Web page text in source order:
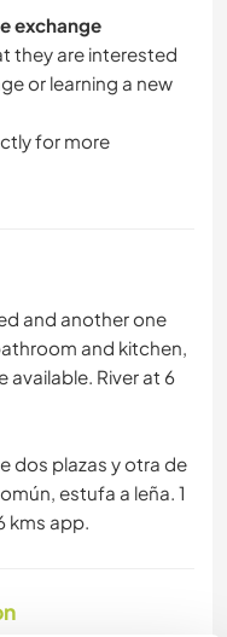
exchange
they are interested
or learning a new
for more
and another one
and kitchen,
River at 6
dos plazas y otra de
estufa a leña. 1
kms app.